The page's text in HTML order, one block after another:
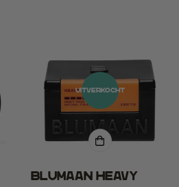
UITVERKOCHT
BluMaan Heavy